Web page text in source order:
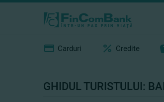
Carduri Credite
GHIDUL TURISTULUI: